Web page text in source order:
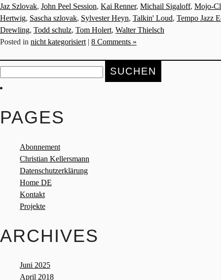
Jaz Szlovak, John Peel Session, Kai Renner, Michail Sigaloff, Mojo-
Hertwig, Sascha szlovak, Sylvester Heyn, Talkin' Loud, Tempo Jazz
Drewling, Todd schulz, Tom Holert, Walter Thielsch
Posted in nicht kategorisiert | 8 Comments »
Suche
nach:
PAGES
Abonnement
Christian Kellersmann
Datenschutzerklärung
Home DE
Kontakt
Projekte
ARCHIVES
Juni 2025
April 2018